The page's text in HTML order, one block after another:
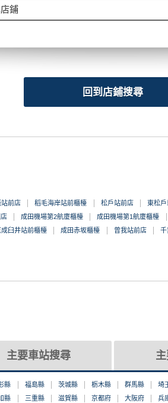
回到店鋪搜尋
前店 稻毛海岸站前櫃檯 松戶站前店 東松
成田機場第2航廈櫃檯 成田機場第1航廈櫃檯
成臼井站前櫃檯 成田赤坂櫃檯 曾我站前店 千
主要車站搜尋
縣 福島縣 茨城縣 栃木縣 群馬縣 埼
縣 三重縣 滋賀縣 京都府 大阪府 兵